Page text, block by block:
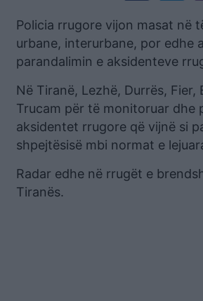
Policia rrugore vijon masat në
urbane, interurbane, por edhe
parandalimin e aksidenteve
Në Tiranë, Lezhë, Durrës, Fier,
Trucam për të monitoruar dhe
aksidentet rrugore që vijnë si
shpejtësisë mbi normat e
Radar edhe në rrugët e
Tiranës.